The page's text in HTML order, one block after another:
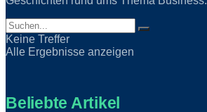
Keine Treffer
Alle Ergebnisse anzeigen
Beliebte Artikel